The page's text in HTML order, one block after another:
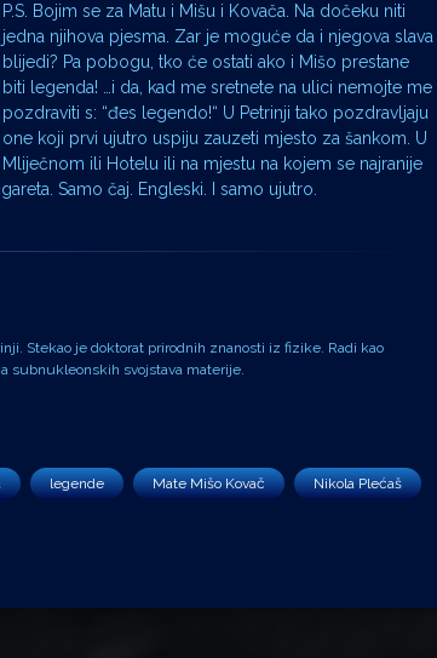
P.S. Bojim se za Matu i Mišu i Kovača. Na dočeku niti
jedna njihova pjesma. Zar je moguće da i njegova slava
blijedi? Pa pobogu, tko će ostati ako i Mišo prestane
biti legenda! …i da, kad me sretnete na ulici nemojte me
pozdraviti s: “đes legendo!“ U Petrinji tako pozdravljaju
one koji prvi ujutro uspiju zauzeti mjesto za šankom. U
Mliječnom ili Hotelu ili na mjestu na kojem se najranije
Samo čaj. Engleski. I samo ujutro.
Stekao je doktorat prirodnih znanosti iz fizike. Radi kao
subnukleonskih svojstava materije.
legende Mate Mišo Kovač Nikola Plećaš